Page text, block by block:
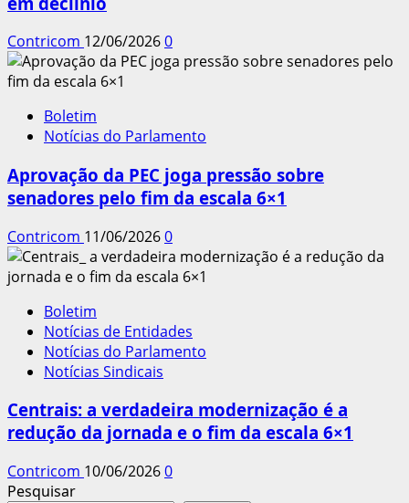
Contricom 12/06/20260
Boletim
Notícias do Parlamento
Aprovação da PEC joga pressão sobre
senadores pelo fim da escala 6×1
Contricom 11/06/20260
Boletim
Notícias de Entidades
Notícias do Parlamento
Notícias Sindicais
Centrais: a verdadeira modernização é a
redução da jornada e o fim da escala 6×1
Contricom 10/06/20260
Pesquisar